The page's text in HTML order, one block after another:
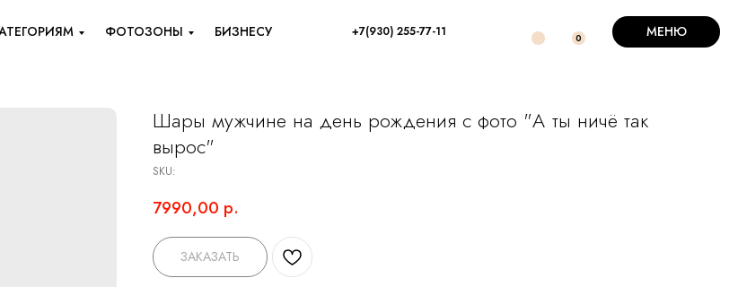
0
+7(930) 255-77-11
БИЗНЕСУ
ФОТОЗОНЫ МЕНЮ
Шары мужчине на день рождения с фото "А ты ничё так
вырос"
SKU:
7990,00 р.
ЗАКАЗАТЬ